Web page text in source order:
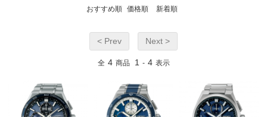
おすすめ順 価格順 新着順
< Prev Next >
全 4 商品 1 - 4 表示